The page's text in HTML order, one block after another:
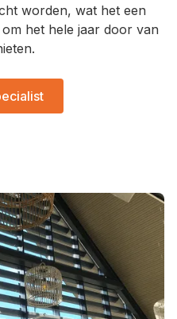
worden, wat het een
het hele jaar door van